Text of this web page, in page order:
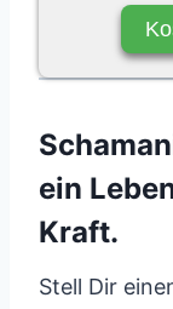
ein
Kraft.
Stell Dir